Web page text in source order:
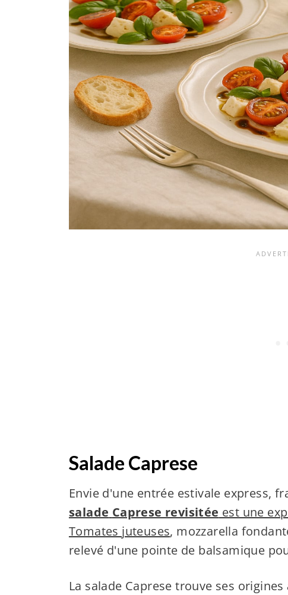
Salade Caprese
Envie d'une entrée estivale express,
salade Caprese revisitée est une
Tomates juteuses, mozzarella
relevé d'une pointe de balsamique
La salade Caprese trouve ses